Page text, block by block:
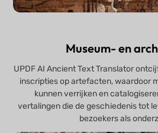
Museum- en
UPDF AI Ancient Text Translator
inscripties op artefacten, waardoor
kunnen verrijken en
vertalingen die de geschiedenis tot
bezoekers als